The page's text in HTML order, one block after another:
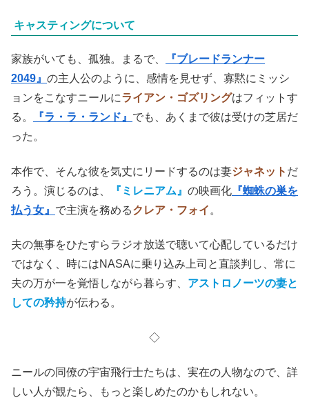
キャスティングについて
家族がいても、孤独。まるで、
『ブレードランナー
2049』 の主人公のように、感情を見せず、寡黙にミッシ
ョンをこなすニールにライアン・ゴズリングはフィットす
る。
『ラ・ラ・ランド』 でも、あくまで彼は受けの芝居だ
った。
本作で、そんな彼を気丈にリードするのは妻ジャネット だ
ろう。演じるのは、
『ミレニアム』 の映画化 『蜘蛛の巣を
払う女』 で主演を務めるクレア・フォイ 。
夫の無事をひたすらラジオ放送で聴いて心配しているだけ
ではなく、時にはNASAに乗り込み上司と直談判し、常に
夫の万が一を覚悟しながら暮らす、 アストロノーツの妻と
しての矜持が伝わる。
◇
ニールの同僚の宇宙飛行士たちは、実在の人物なので、詳
しい人が観たら、もっと楽しめたのかもしれない。